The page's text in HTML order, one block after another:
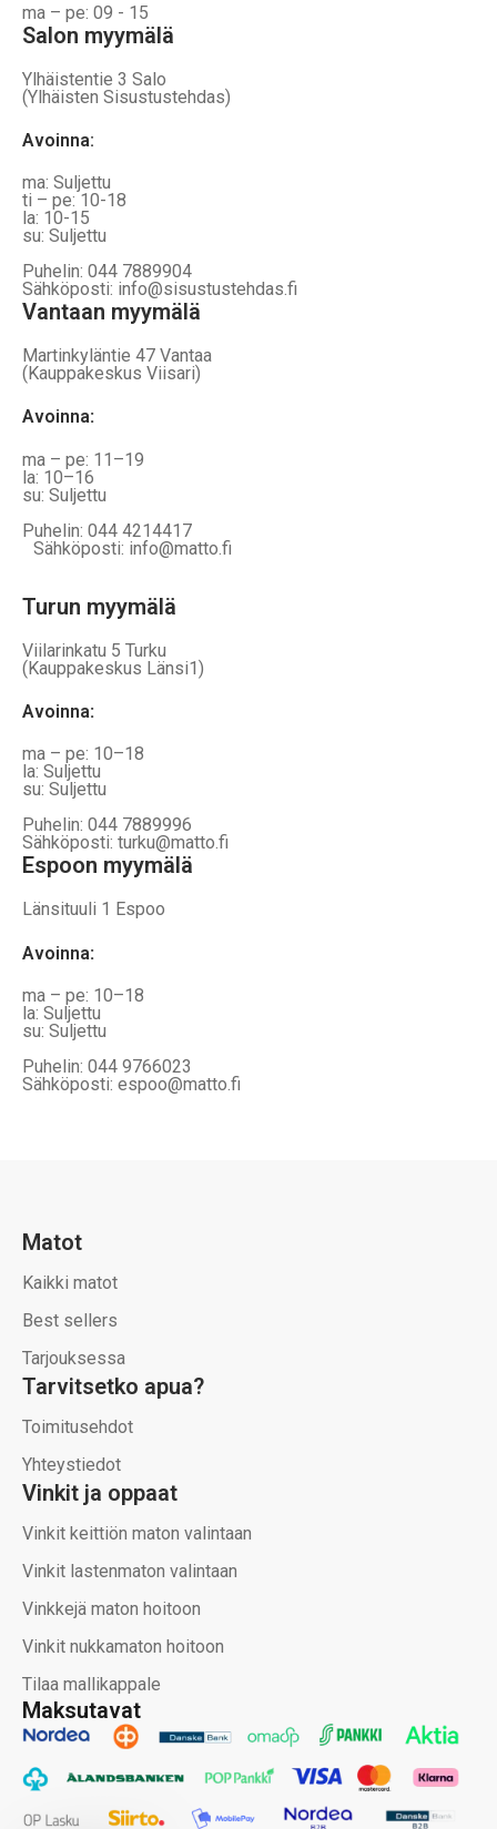
ma – pe: 09 - 15
Salon myymälä
Ylhäistentie 3 Salo
(Ylhäisten Sisustustehdas)
Avoinna:
ma: Suljettu
ti – pe: 10-18
la: 10-15
su: Suljettu
Puhelin: 044 7889904
Sähköposti: info@sisustustehdas.fi
Vantaan myymälä
Martinkyläntie 47 Vantaa
(Kauppakeskus Viisari)
Avoinna:
ma – pe: 11–19
la: 10–16
su: Suljettu
Puhelin: 044 4214417
Sähköposti: info@matto.fi
Turun myymälä
Viilarinkatu 5 Turku
(Kauppakeskus Länsi1)
Avoinna:
ma – pe: 10–18
la: Suljettu
su: Suljettu
Puhelin: 044 7889996
Sähköposti: turku@matto.fi
Espoon myymälä
Länsituuli 1 Espoo
Avoinna:
ma – pe: 10–18
la: Suljettu
su: Suljettu
Puhelin: 044 9766023
Sähköposti: espoo@matto.fi
Maksutavat
Matot
Kaikki matot
Best sellers
Tarjouksessa
Tarvitsetko apua?
Toimitusehdot
Yhteystiedot
Vinkit ja oppaat
Vinkit keittiön maton valintaan
Vinkit lastenmaton valintaan
Vinkkejä maton hoitoon
Vinkit nukkamaton hoitoon
Tilaa mallikappale